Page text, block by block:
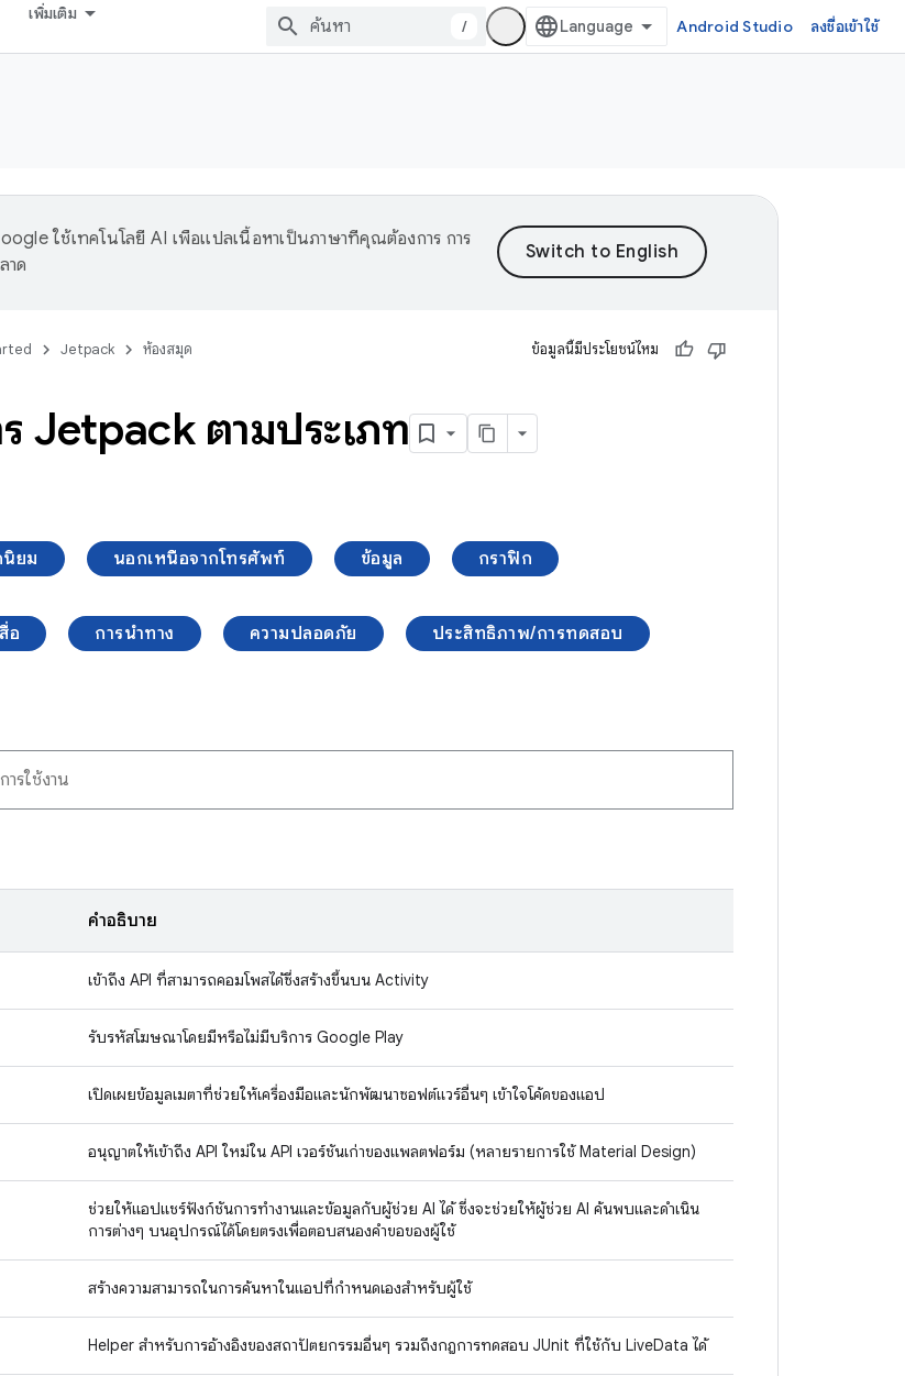
เพิ่มเติม
/ Android Studio ลงชื่อเข้าใช้
ใช้เทคโนโลยี AI เพื่อแปลเนื้อหาเป็นภาษาที่คุณต้องการ การ
าด
Jetpack ห้องสมุด ข้อมูลนี้มีประโยชน์ไหม
รี Jetpack ตามประเภท
ยม นอกเหนือจากโทรศัพท์ ข้อมูล กราฟิก
สื่อ การนำทาง ความปลอดภัย ประสิทธิภาพ/การทดสอบ
คำอธิบาย
เข้าถึง API ที่สามารถคอมโพสได้ซึ่งสร้างขึ้นบน Activity
รับรหัสโฆษณาโดยมีหรือไม่มีบริการ Google Play
เปิดเผยข้อมูลเมตาที่ช่วยให้เครื่องมือและนักพัฒนาซอฟต์แวร์อื่นๆ เข้าใจโค้ดของแอป
อนุญาตให้เข้าถึง API ใหม่ใน API เวอร์ชันเก่าของแพลตฟอร์ม (หลายรายการใช้ Material Design)
ช่วยให้แอปแชร์ฟังก์ชันการทำงานและข้อมูลกับผู้ช่วย AI ได้ ซึ่งจะช่วยให้ผู้ช่วย AI ค้นพบและดำเนิน
การต่างๆ บนอุปกรณ์ได้โดยตรงเพื่อตอบสนองคำขอของผู้ใช้
สร้างความสามารถในการค้นหาในแอปที่กำหนดเองสำหรับผู้ใช้
Helper สำหรับการอ้างอิงของสถาปัตยกรรมอื่นๆ รวมถึงกฎการทดสอบ JUnit ที่ใช้กับ LiveData ได้